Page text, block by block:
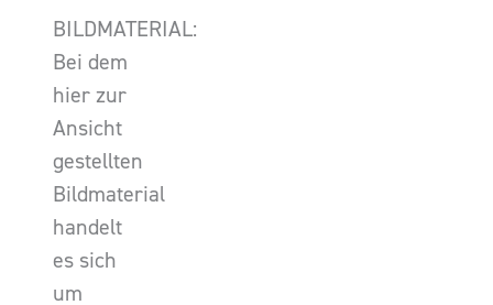
BILDMATERIAL:
Bei dem
hier zur
Ansicht
gestellten
Bildmaterial
handelt
es sich
um